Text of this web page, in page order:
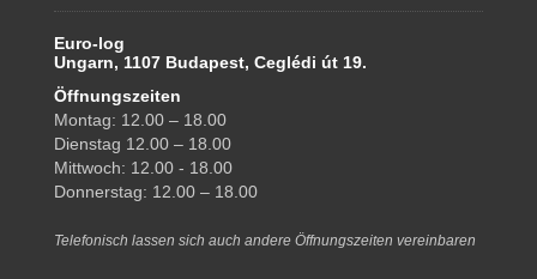
Euro-log
Ungarn, 1107 Budapest, Ceglédi út 19.
Öffnungszeiten
Montag: 12.00 – 18.00
Dienstag 12.00 – 18.00
Mittwoch: 12.00 - 18.00
Donnerstag: 12.00 – 18.00
Telefonisch lassen sich auch andere Öffnungszeiten vereinbaren